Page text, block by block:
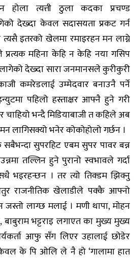
होला त्यत्ती ठुला कदका प्रचण्ड
देख्दा केवल सदासयता प्रकट गर्न
त्यसै इतरको खेलमा रमाइरहन मन लाग्ने
महिना केहि न केहि नया गसिप
देख्दा सारा जनमानसले कुरीकुरी
कमरेडलाई उम्मेदवार बनाउनै पर्ने
पहिलो हस्ताक्षर आफ्नै हुने गरी
भन्दै मिडियाबाजी त कहिले अब
लागिसक्यो भनेर कोकोहोलो गर्छन ।
सुपरहिट एबम सुपर पावर बन्न
तल्लिन हुने पुरानो स्वभावले गर्दा
भइरहन्छन । तर त्यो तिक्डम झिक्नु
राजनीतिक खेलाडीले पक्कै आफ्नो
लाग्छ मलाई । मणी थापा, मोहन
बाबुराम भट्टराइ लगाएत का मुख्य मुख्य
आफु सँग लिएर उहालाई छोडेर
के पि ओलि ले नै हो ‘गालामा हात